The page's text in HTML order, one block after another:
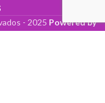
- 2025 Powered by